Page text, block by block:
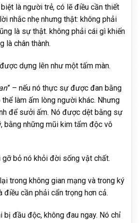
là người trẻ, có lẽ điều cần thiết
nhắc nhẹ nhưng thật: không phải
là sự thật. không phải cái gì khiến
là chân thành.
dựng lên như một tấm màn.
” – nếu nó thực sự được đan bằng
làm ấm lòng người khác. Nhưng
để sưởi ấm. Nó được dệt bằng sự
bằng những mũi kim tẩm độc vô
gỡ bỏ nó khỏi đời sống vật chất.
trong không gian mạng và trong ký
cần phải cẩn trọng hơn cả.
bị đầu độc, không đau ngay. Nó chỉ